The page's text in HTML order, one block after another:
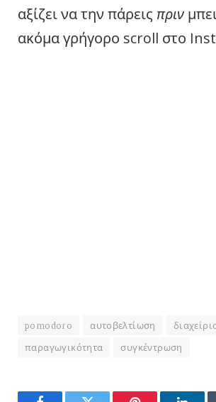
αξίζει να την πάρεις πριν
ακόμα γρήγορο scroll στο
pomodoro αυτοβελτίωση
παραγωγικότητα
συγκέντρωση